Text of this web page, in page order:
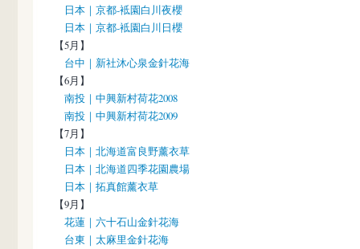
日本｜京都-袛園白川夜櫻
日本｜京都-袛園白川日櫻
【5月】
台中｜新社沐心泉金針花海
【6月】
南投｜中興新村荷花2008
南投｜中興新村荷花2009
【7月】
日本｜北海道富良野薰衣草
日本｜北海道四季花園農場
日本｜拓真館薰衣草
【9月】
花蓮｜六十石山金針花海
台東｜太麻里金針花海